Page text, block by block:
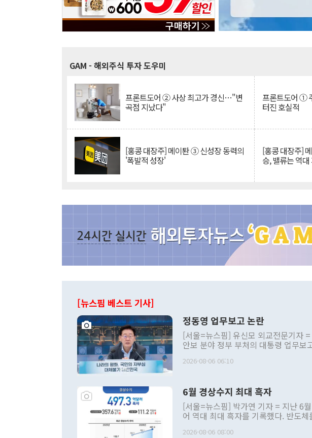
GAM - 해외주식 투자 도우미
프론트도어 ② 사상 최고가 경신…"변
곡점 지났다"
프론트도어 ①
터진 호실적
[홍콩 대장주] 메이퇀 ③ 신성장 동력의
'폭발적 성장'
[홍콩 대장주]
승, 밸류는 역대
[뉴스핌 베스트 기사]
정동영 업무보고 논란
[서울=뉴스핌] 유신모 외교전문기자
안보 분야 정부 부처의 대통령 업무
발언 중에는 정부 내 조율을 거치지 않
주의적 희망에 근거한 비현실적 구상'
관의 대북 정책 관련 발언이 물의를
관 부처 장관이 공개적으로 부정적 입
관의 무리한 대북 접근법과 월권을 제
다. [정동영 통일부 장관이 지난달 23일 오후 서울 종로구 정부서울청사에
2026-08-06 06:10
6월 경상수지 최대 흑자
[서울=뉴스핌] 박가연 기자 = 지난 6
어 역대 최대 흑자를 기록했다. 반도
료=한국은행] 한국은행이 6일 발표한 '2026년 6월 국제수지(잠정)'에 따르
2026-08-06 08:00